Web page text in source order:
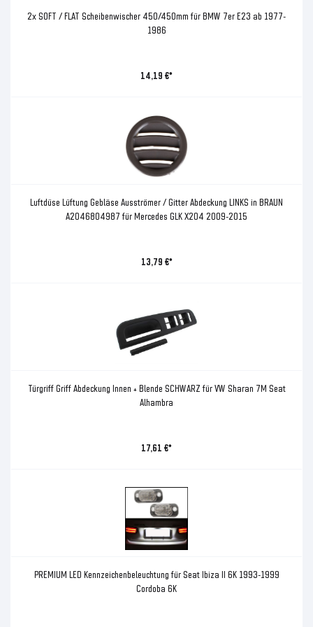
2x SOFT / FLAT Scheibenwischer 450/450mm für BMW 7er E23 ab 1977-
1986
14,19 €*
Luftdüse Lüftung Gebläse Ausströmer / Gitter Abdeckung LINKS in BRAUN
A2046804987 für Mercedes GLK X204 2009-2015
13,79 €*
Türgriff Griff Abdeckung Innen + Blende SCHWARZ für VW Sharan 7M Seat
Alhambra
17,61 €*
PREMIUM LED Kennzeichenbeleuchtung für Seat Ibiza II 6K 1993-1999
Cordoba 6K